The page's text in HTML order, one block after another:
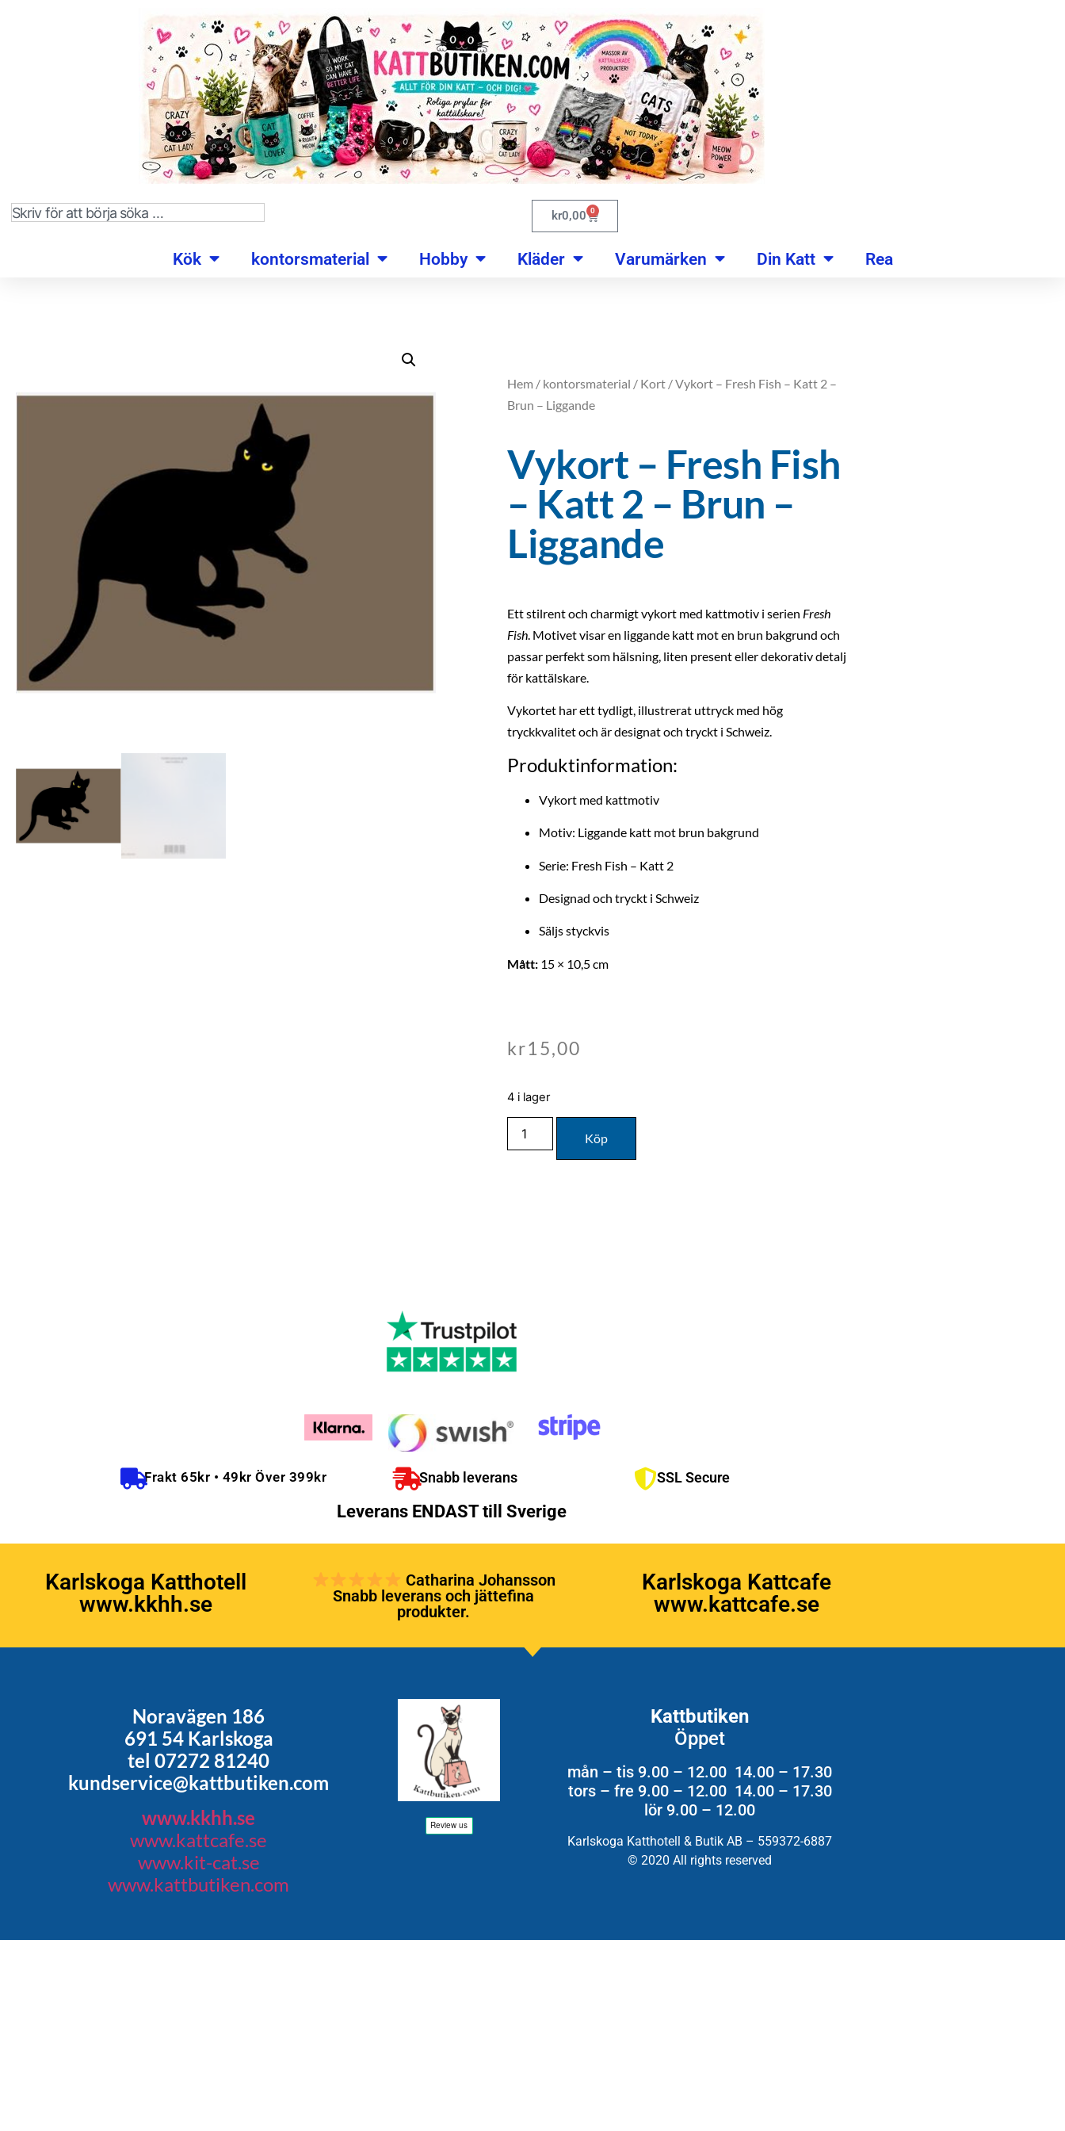
kr0,00 0
Kök kontorsmaterial Hobby Kläder Varumärken Din Katt Rea
Hem / kontorsmaterial / Kort / Vykort – Fresh Fish – Katt 2 –
Brun – Liggande
Vykort – Fresh Fish
– Katt 2 – Brun –
Liggande
Ett stilrent och charmigt vykort med kattmotiv i serien Fresh
Fish. Motivet visar en liggande katt mot en brun bakgrund och
passar perfekt som hälsning, liten present eller dekorativ detalj
för kattälskare.
Vykortet har ett tydligt, illustrerat uttryck med hög
tryckkvalitet och är designat och tryckt i Schweiz.
Produktinformation:
Vykort med kattmotiv
Motiv: Liggande katt mot brun bakgrund
Serie: Fresh Fish – Katt 2
Designad och tryckt i Schweiz
Säljs styckvis
Mått: 15 × 10,5 cm
kr15,00
4 i lager
Köp
Frakt 65kr • 49kr Över 399kr Snabb leverans SSL Secure
Leverans ENDAST till Sverige
Karlskoga Katthotell
www.kkhh.se
Catharina Johansson
Snabb leverans och jättefina
produkter.
Karlskoga Kattcafe
www.kattcafe.se
Noravägen 186
691 54 Karlskoga
tel 07272 81240
kundservice@kattbutiken.com
www.kkhh.se
www.kattcafe.se
www.kit-cat.se
www.kattbutiken.com
Kattbutiken
Öppet
mån – tis 9.00 – 12.00 14.00 – 17.30
tors – fre 9.00 – 12.00 14.00 – 17.30
lör 9.00 – 12.00
Karlskoga Katthotell & Butik AB – 559372-6887
© 2020 All rights reserved